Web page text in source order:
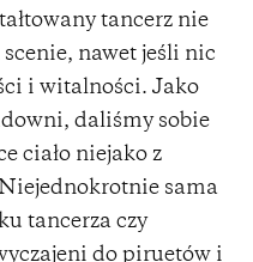
tancerz nie
nawet jeśli nic
i witalności. Jako
daliśmy sobie
ciało niejako z
sama
tancerza czy
do piruetów i